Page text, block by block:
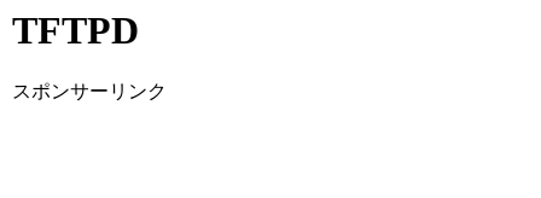
TFTPD
スポンサーリンク